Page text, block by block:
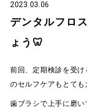
2023.03.06
デンタルフロ
ょう🦷
前回、定期検診を受
のセルフケアもとても
歯ブラシで上手に磨